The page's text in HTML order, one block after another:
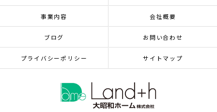
事業内容 会社概要
ブログ お問い合わせ
プライバシーポリシー サイトマップ